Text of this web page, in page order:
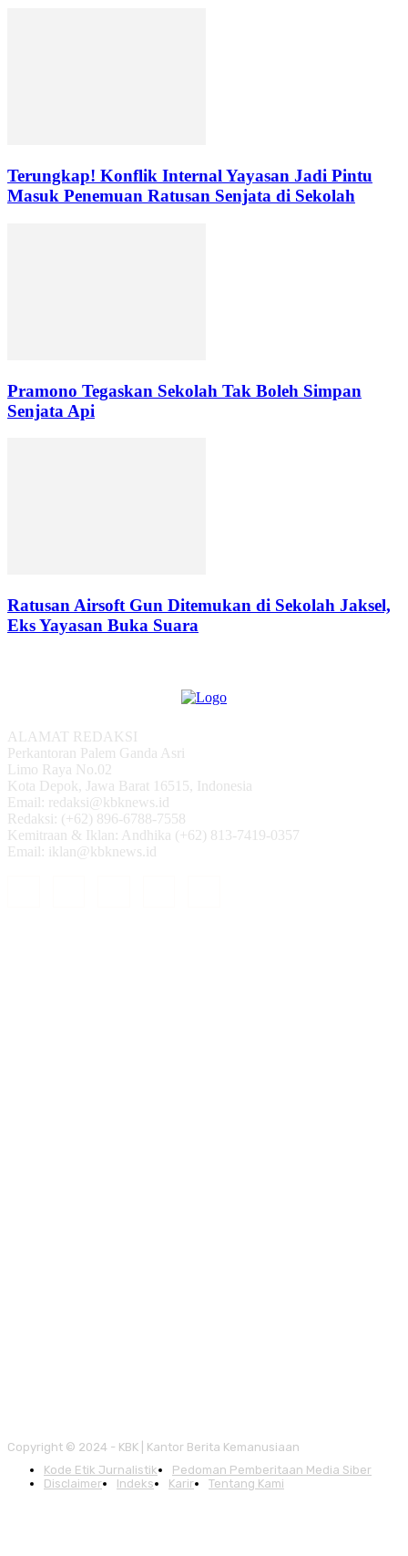
Terungkap! Konflik Internal Yayasan Jadi Pintu
Masuk Penemuan Ratusan Senjata di Sekolah
Pramono Tegaskan Sekolah Tak Boleh Simpan
Senjata Api
Ratusan Airsoft Gun Ditemukan di Sekolah Jaksel,
Eks Yayasan Buka Suara
ALAMAT REDAKSI
Perkantoran Palem Ganda Asri
Limo Raya No.02
Kota Depok, Jawa Barat 16515, Indonesia
Email: redaksi@kbknews.id
Redaksi: (+62) 896-6788-7558
Kemitraan & Iklan: Andhika (+62) 813-7419-0357
Email: iklan@kbknews.id
Copyright © 2024 - KBK | Kantor Berita Kemanusiaan
Kode Etik Jurnalistik
Pedoman Pemberitaan Media Siber
Disclaimer
Indeks Karir Tentang Kami